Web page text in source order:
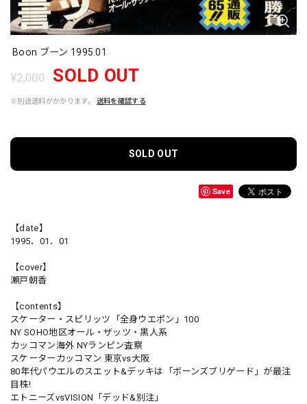
Boon ブーン 1995.01
¥2,000 SOLD OUT
※別途送料がかかります。 送料を確認する
SOLD OUT
Save
【date】
1995．01．01
【cover】
瀬戸朝香
【contents】
スケーター・スピリッツ「全身ウエポン」100
NY SOHO地区オール・ザッツ・黒人系
カッコマン海外 NYランピン査察
スケーターカッコマン 東京vs大阪
80年代パウエルのスエット&デッキは「ボーンズブリゲード」が最注
目株!
エトニーズvsVISION「デッド&別注」